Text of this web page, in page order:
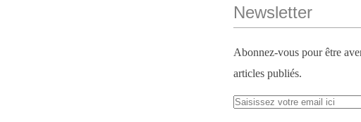
Newsletter
Abonnez-vous pour être
articles publiés.